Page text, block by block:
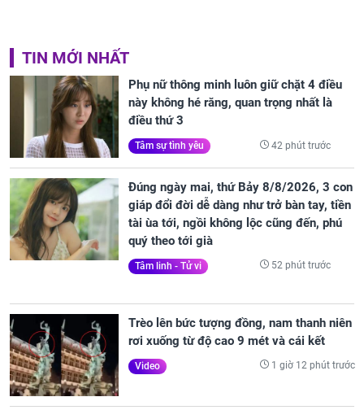
TIN MỚI NHẤT
Phụ nữ thông minh luôn giữ chặt 4 điều
này không hé răng, quan trọng nhất là
điều thứ 3
Tâm sự tình yêu 42 phút trước
Đúng ngày mai, thứ Bảy 8/8/2026, 3 con
giáp đổi đời dễ dàng như trở bàn tay, tiền
tài ùa tới, ngồi không lộc cũng đến, phú
quý theo tới già
Tâm linh - Tử vi 52 phút trước
Trèo lên bức tượng đồng, nam thanh niên
rơi xuống từ độ cao 9 mét và cái kết
Video 1 giờ 12 phút trước